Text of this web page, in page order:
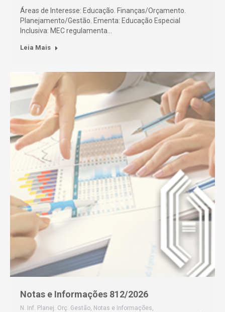
Áreas de Interesse: Educação. Finanças/Orçamento.
Planejamento/Gestão. Ementa: Educação Especial
Inclusiva: MEC regulamenta…
Leia Mais
Notas e Informações 812/2026
N. Inf. Planej. Orç. Gestão, Notas e Informações,